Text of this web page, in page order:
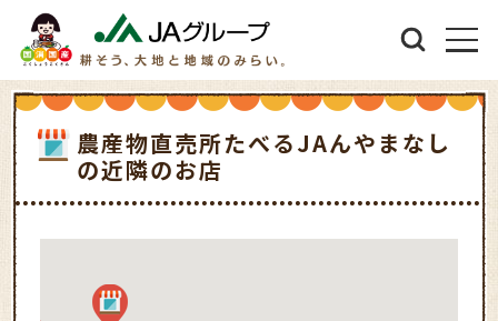
農産物直売所たべるJAんやまなし
の近隣のお店